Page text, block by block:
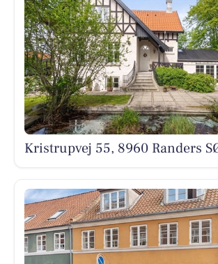
Kristrupvej 55, 8960 Randers